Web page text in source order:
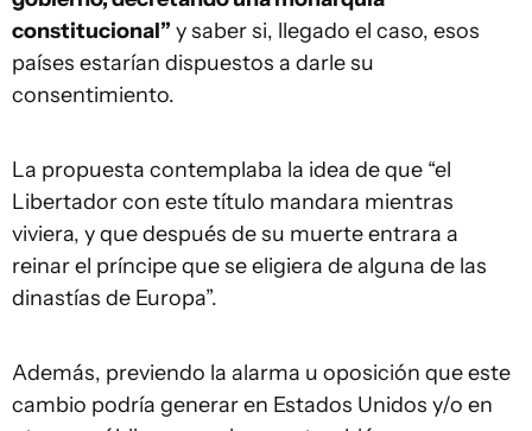
constitucional” y saber si, llegado el caso, esos
países estarían dispuestos a darle su
consentimiento.
La propuesta contemplaba la idea de que “el
Libertador con este título mandara mientras
viviera, y que después de su muerte entrara a
reinar el príncipe que se eligiera de alguna de las
dinastías de Europa”.
Además, previendo la alarma u oposición que este
cambio podría generar en Estados Unidos y/o en